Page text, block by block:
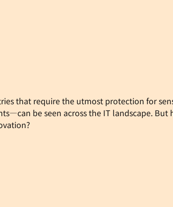
that require the utmost protection for
be seen across the IT landscape.